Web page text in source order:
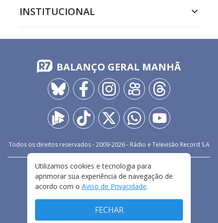
INSTITUCIONAL
BALANÇO GERAL MANHÃ
Todos os direitos reservados - 2009-2026- Rádio e Televisão Record S.A
FALE CONOSCO
PRIVACIDADE
TERMOS E CONDIÇÕES DE USO
Utilizamos cookies e tecnologia para
aprimorar sua experiência de navegação de
acordo com o Aviso de Privacidade.
FECHAR